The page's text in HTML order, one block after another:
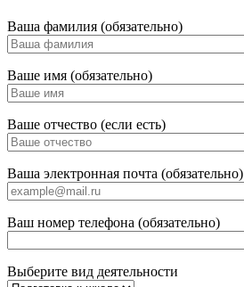
Ваша фамилия (обязательно)
Ваше имя (обязательно)
Ваше отчество (если есть)
Ваша электронная почта (обязательно)
Ваш номер телефона (обязательно)
Выберите вид деятельности